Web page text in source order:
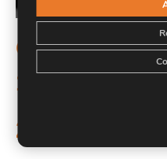
Objetivos
1.
Conocer los distintos
2.